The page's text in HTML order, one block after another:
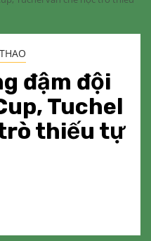
đậm đội
Tuchel
thiếu tự